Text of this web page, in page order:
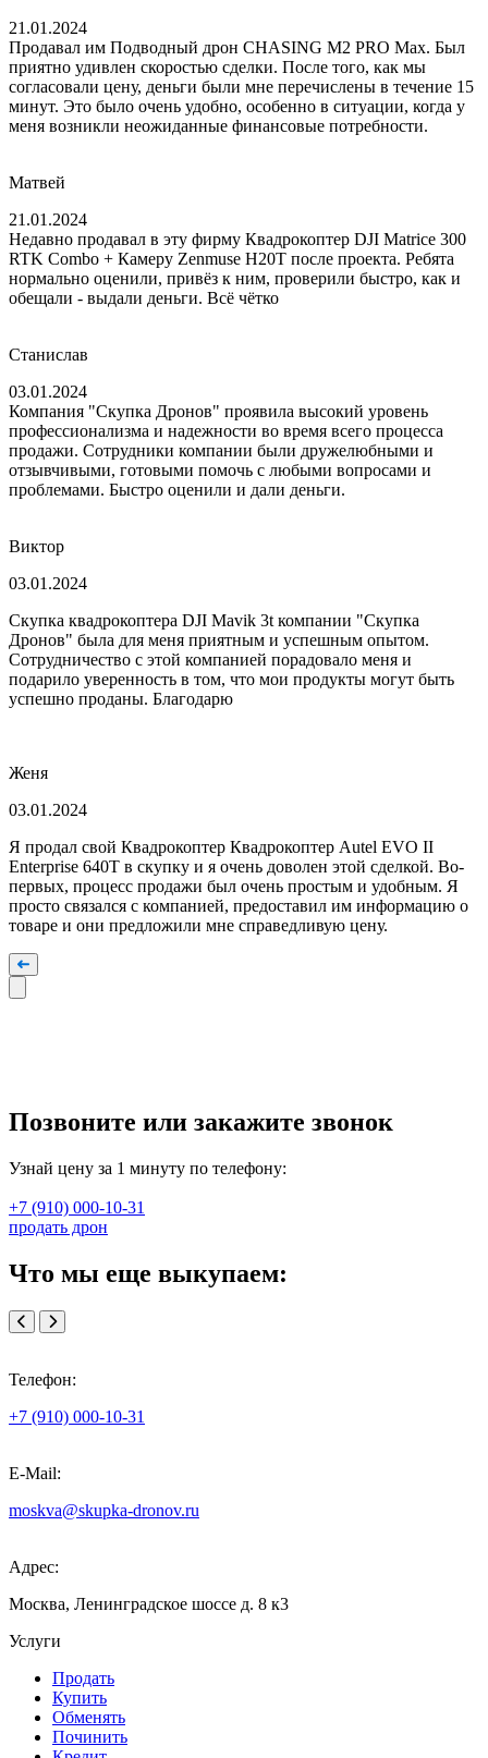
21.01.2024
Продавал им Подводный дрон CHASING M2 PRO Max. Был
приятно удивлен скоростью сделки. После того, как мы
согласовали цену, деньги были мне перечислены в течение 15
минут. Это было очень удобно, особенно в ситуации, когда у
меня возникли неожиданные финансовые потребности.
Матвей
21.01.2024
Недавно продавал в эту фирму Квадрокоптер DJI Matrice 300
RTK Combo + Камеру Zenmuse H20T после проекта. Ребята
нормально оценили, привёз к ним, проверили быстро, как и
обещали - выдали деньги. Всё чётко
Станислав
03.01.2024
Компания "Скупка Дронов" проявила высокий уровень
профессионализма и надежности во время всего процесса
продажи. Сотрудники компании были дружелюбными и
отзывчивыми, готовыми помочь с любыми вопросами и
проблемами. Быстро оценили и дали деньги.
Виктор
03.01.2024
Скупка квадрокоптера DJI Mavik 3t компании "Скупка
Дронов" была для меня приятным и успешным опытом.
Сотрудничество с этой компанией порадовало меня и
подарило уверенность в том, что мои продукты могут быть
успешно проданы. Благодарю
Женя
03.01.2024
Я продал свой Квадрокоптер Квадрокоптер Autel EVO II
Enterprise 640T в скупку и я очень доволен этой сделкой. Во-
первых, процесс продажи был очень простым и удобным. Я
просто связался с компанией, предоставил им информацию о
товаре и они предложили мне справедливую цену.
Позвоните или закажите звонок
Узнай цену за 1 минуту по телефону:
+7 (910) 000-10-31
продать дрон
Что мы еще выкупаем:
Телефон:
+7 (910) 000-10-31
E-Mail:
moskva@skupka-dronov.ru
Адрес:
Москва, Ленинградское шоссе д. 8 к3
Услуги
Продать
Купить
Обменять
Починить